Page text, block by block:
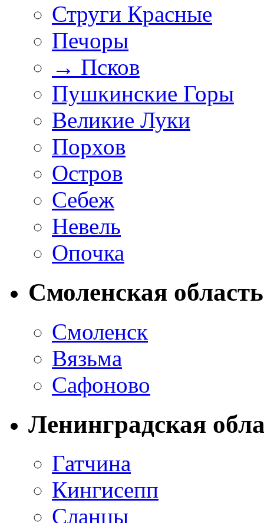
Струги Красные
Печоры
→ Псков
Пушкинские Горы
Великие Луки
Порхов
Остров
Себеж
Невель
Опочка
Смоленская область
Смоленск
Вязьма
Сафоново
Ленинградская
Гатчина
Кингисепп
Сланцы